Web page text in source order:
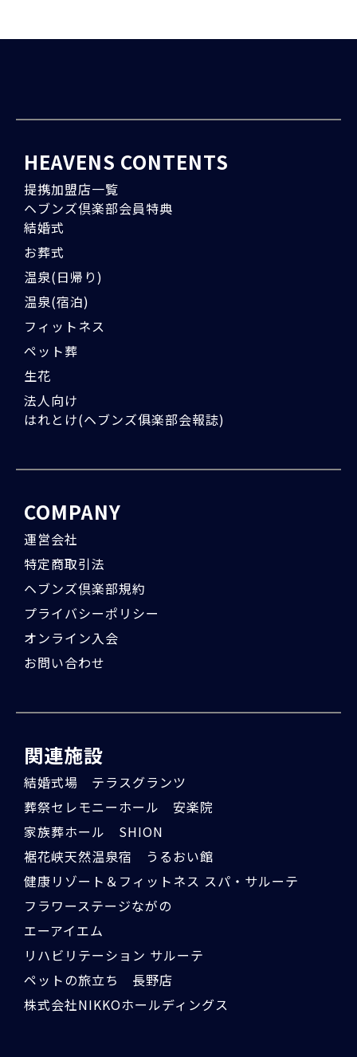
HEAVENS CONTENTS
提携加盟店一覧
ヘブンズ倶楽部会員特典
結婚式
お葬式
温泉(日帰り)
温泉(宿泊)
フィットネス
ペット葬
生花
法人向け
はれとけ(ヘブンズ俱楽部会報誌)
COMPANY
運営会社
特定商取引法
ヘブンズ倶楽部規約
プライバシーポリシー
オンライン入会
お問い合わせ
関連施設
結婚式場 テラスグランツ
葬祭セレモニーホール 安楽院
家族葬ホール SHION
裾花峡天然温泉宿 うるおい館
健康リゾート＆フィットネス スパ・サルーテ
フラワーステージながの
エーアイエム
リハビリテーション サルーテ
ペットの旅立ち 長野店
株式会社NIKKOホールディングス